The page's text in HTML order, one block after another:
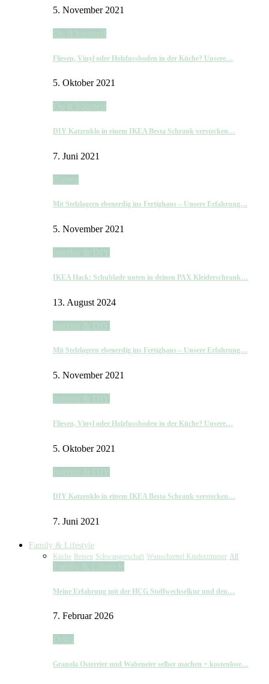
5. November 2021
Fliesen, Vinyl oder Holzfussboden in der Küche? Unsere…
5. Oktober 2021
DIY Katzenklo in einem IKEA Besta Schrank verstecken…
7. Juni 2021
Mit Stelzlagern ebenerdig ins Fertighaus – Unsere Erfahrung…
5. November 2021
IKEA Hack: Schublade unten in deinen PAX Kleiderschrank…
13. August 2024
Mit Stelzlagern ebenerdig ins Fertighaus – Unsere Erfahrung…
5. November 2021
Fliesen, Vinyl oder Holzfussboden in der Küche? Unsere…
5. Oktober 2021
DIY Katzenklo in einem IKEA Besta Schrank verstecken…
7. Juni 2021
Family & Lifestyle
Küche Reisen Schwangerschaft Wunschzettel Kinderzimmer All
Meine Erfahrung mit der HCG Stoffwechselkur und den…
7. Februar 2026
Granola Ostereier und Wabeneier selber machen + kostenlose…